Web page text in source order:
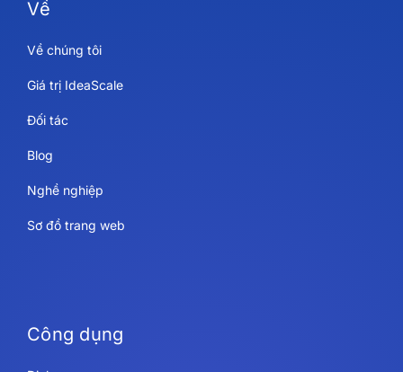
Về
Về chúng tôi
Giá trị IdeaScale
Đối tác
Blog
Nghề nghiệp
Sơ đồ trang web
Công dụng